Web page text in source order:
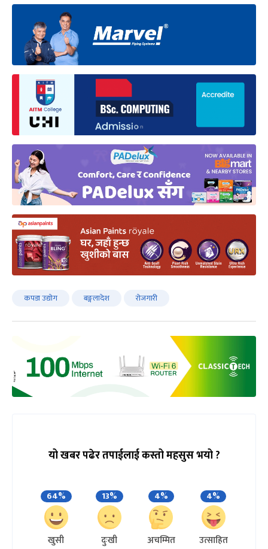
कपडा उद्योग बङ्गलादेश रोजगारी
यो खबर पढेर तपाईलाई कस्तो महसुस भयो ?
64%
खुसी
13%
दुःखी
4%
अचम्मित
4%
उत्साहित